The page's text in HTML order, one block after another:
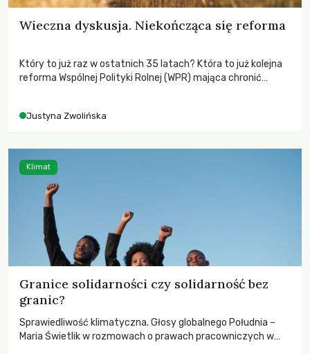
Wieczna dyskusja. Niekończąca się reforma
Który to już raz w ostatnich 35 latach? Która to już kolejna
reforma Wspólnej Polityki Rolnej (WPR) mająca chronić
Justyna Zwolińska
Granice solidarności czy solidarność bez
granic?
Sprawiedliwość klimatyczna. Głosy globalnego Południa –
Maria Świetlik w rozmowach o prawach pracowniczych w
Klimat